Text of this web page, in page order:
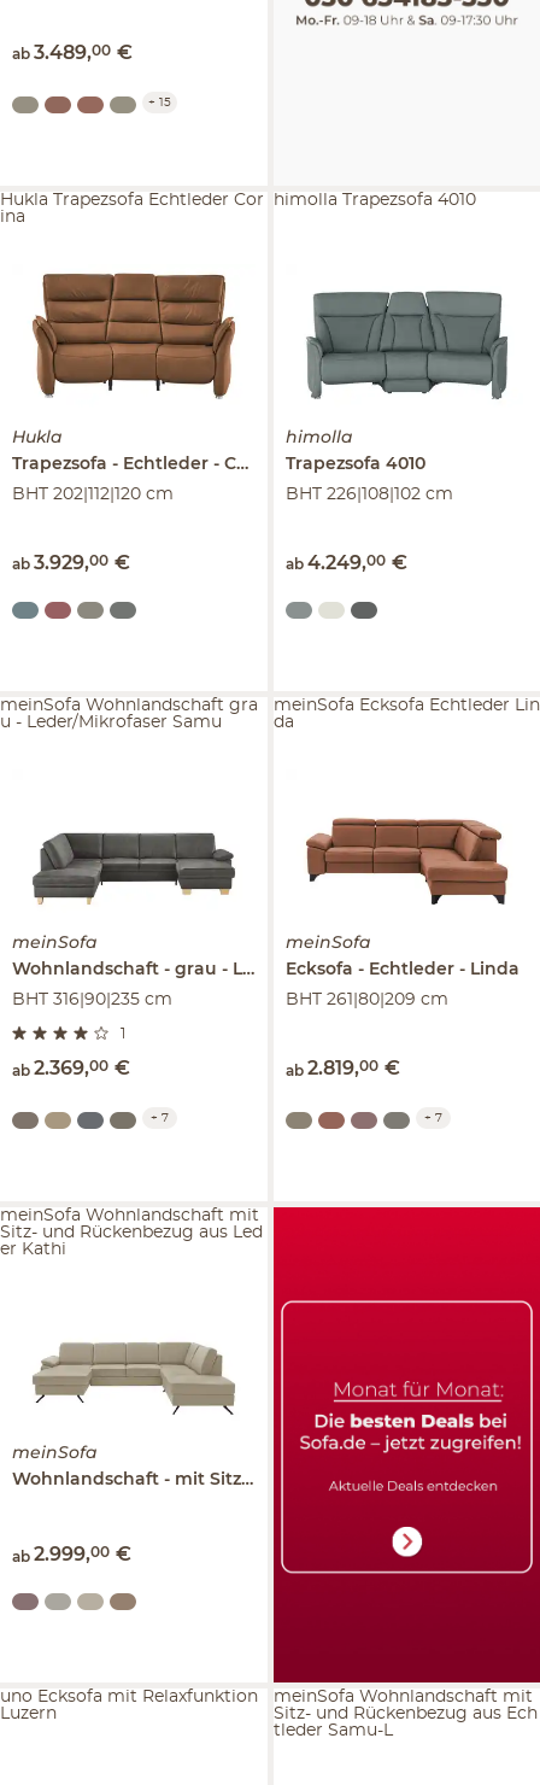
ab 3.489,00 €
+ 15
Hukla
Trapezsofa Echtleder
Corina
BHT 202|112|120 cm
ab 3.929,00 €
Hukla Trapezsofa Echtleder Cor
ina
himolla
Trapezsofa 4010
BHT 226|108|102 cm
ab 4.249,00 €
himolla Trapezsofa 4010
meinSofa
Wohnlandschaft grau - Leder/Mikrofaser
Samu
BHT 316|90|235 cm
1
ab 2.369,00 €
meinSofa Wohnlandschaft gra
u - Leder/Mikrofaser Samu
+ 7
meinSofa
Ecksofa Echtleder
Linda
BHT 261|80|209 cm
ab 2.819,00 €
meinSofa Ecksofa Echtleder Lin
da
+ 7
meinSofa
Wohnlandschaft mit Sitz- und Rückenbezug aus Leder
ab 2.999,00 €
meinSofa Wohnlandschaft mit
Sitz- und Rückenbezug aus Led
er Kathi
uno Ecksofa mit Relaxfunktion
Luzern
meinSofa Wohnlandschaft mit
Sitz- und Rückenbezug aus Ech
tleder Samu-L